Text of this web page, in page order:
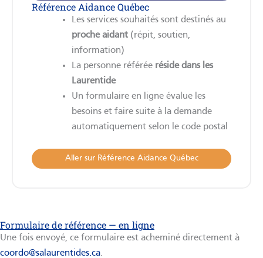
Référence Aidance Québec
Les services souhaités sont destinés au
proche aidant (répit, soutien,
information)
La personne référée réside dans les
Laurentide
Un formulaire en ligne évalue les
besoins et faire suite à la demande
automatiquement selon le code postal
Aller sur Référence Aidance Québec
Formulaire de référence — en ligne
Une fois envoyé, ce formulaire est acheminé directement à
coordo@salaurentides.ca.